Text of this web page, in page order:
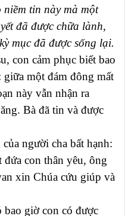
tin này mà một
đã được chữa lành,
mục đã được sống lại.
con cảm phục biết bao
một đám đông mất
này vẫn nhận ra
Bà đã tin và được
người cha bất hạnh:
con thân yêu, ông
xin Chúa cứu giúp và
giờ con có được